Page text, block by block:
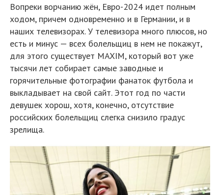
Вопреки ворчанию жён, Евро-2024 идет полным
ходом, причем одновременно и в Германии, и в
наших телевизорах. У телевизора много плюсов, но
есть и минус — всех болельщиц в нем не покажут,
для этого существует MAXIM, который вот уже
тысячи лет собирает самые заводные и
горячительные фотографии фанаток футбола и
выкладывает на свой сайт. Этот год по части
девушек хорош, хотя, конечно, отсутствие
российских болельщиц слегка снизило градус
зрелища.